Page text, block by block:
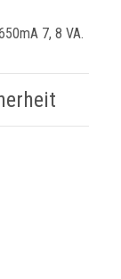
7, 8 VA.